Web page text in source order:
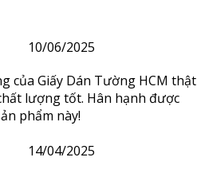
10/06/2025
của Giấy Dán Tường HCM thật
lượng tốt. Hân hạnh được
phẩm này!
14/04/2025